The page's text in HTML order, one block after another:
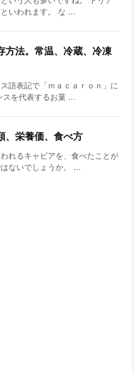
いわれます。 な ...
方法。常温、冷蔵、冷凍
語表記で「ｍａｃａｒｏｎ」に
スを代表するお菓 ...
、栄養価、食べ方
れるキャビアを、食べたことが
ないでしょうか。 ...